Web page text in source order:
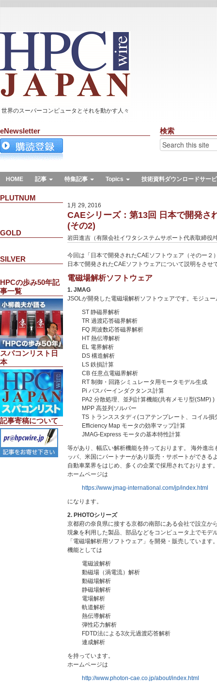
世界のスーパーコンピュータとそれを動かす人々
eNewsletter 検索
HOME 記事 特集記事 Topics 技術資料ダウンロードサー
PLUTNUM
GOLD
SILVER
HPCの歩み50年記
事一覧
スパコンリスト日
本
記事寄稿について
1月 29, 2016
CAEシリーズ：第13回 日本で開発さ
(その2)
岩田進吉（有限会社イワタシステムサポート代表取締役/
今回は「日本で開発されたCAEソフトウェア（そのー２
日本で開発されたCAEソフトウェアについて説明をさせ
電磁場解析ソフトウェア
1. JMAG
JSOLが開発した電磁場解析ソフトウェアです。モジュ
ST 静磁界解析
TR 過渡応答磁界解析
FQ 周波数応答磁界解析
HT 熱伝導解析
EL 電界解析
DS 構造解析
LS 鉄損計算
CB 任意点電磁界解析
RT 制御・回路シミュレータ用モータモデル生成
Pi バスバーインダクタンス計算
PA2 分散処理、並列計算機能(共有メモリ型(SMP) )
MPP 高並列ソルバー
TS トランススタディ(コアテンプレート、コイル損
Efficiency Map モータの効率マップ計算
JMAG-Express モータの基本特性計算
等があり、幅広い解析機能を持っております。 海外進出
ッパ、米国にパートナーがあり販売・サポートができる
自動車業界をはじめ、多くの企業で採用されております
ホームページは
https://www.jmag-international.com/jp/index.html
になります。
2. PHOTOシリーズ
京都府の奈良県に接する京都の南部にある会社で設立か
現象を利用した製品、部品などをコンピュータ上でモデ
「電磁場解析用ソフトウェア」を開発・販売しています
機能としては
電磁波解析
動磁場（渦電流）解析
動磁場解析
静磁場解析
電場解析
軌道解析
熱伝導解析
弾性応力解析
FDTD法による3次元過渡応答解析
連成解析
を持っています。
ホームページは
http://www.photon-cae.co.jp/about/index.html